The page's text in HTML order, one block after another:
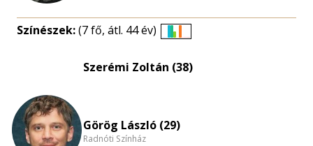
Színészek:(7 fő, átl. 44 év)
eloszlás
Szerémi Zoltán (38)
Görög László (29)
Radnóti Színház